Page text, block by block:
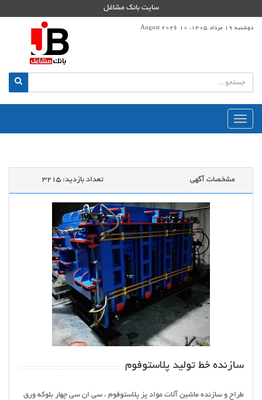
سایت بانک مشاغل
دوشنبه 19 مرداد 1405، 10 August 2026
منوی
اصلی
مشخصات آگهی تعداد بازدید: 3215
سازنده خط تولید پلاستوفوم
طراح و سازنده ماشین آلات مواد پز پلاستوفوم ، سی ان سی چهار بلوکه ورق